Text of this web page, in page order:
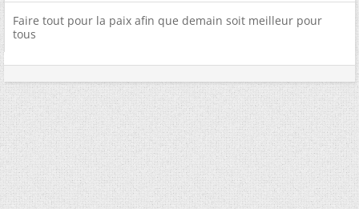
Faire tout pour la paix afin que demain soit meilleur pour
tous